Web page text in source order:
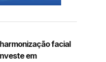
facial
em